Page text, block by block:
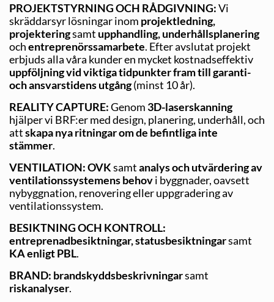
PROJEKTSTYRNING OCH RÅDGIVNING:Vi
skräddarsyr lösningar inom projektledning,
projekteringsamt upphandling, underhållsplanering
ochentreprenörssamarbete. Efter avslutat projekt
erbjuds alla våra kunder en mycket kostnadseffektiv
uppföljning vid viktiga tidpunkter fram till garanti-
och ansvarstidens utgång(minst 10 år).
REALITY CAPTURE:Genom 3D-laserskanning
hjälper vi BRF:er med design, planering, underhåll, och
attskapa nya ritningar om de befintliga inte
stämmer.
VENTILATION:OVKsamtanalys och utvärdering av
ventilationssystemens behovi byggnader, oavsett
nybyggnation, reno­vering eller uppgradering av
ventilationssystem.
BESIKTNING OCH KONTROLL:
entreprenadbesiktningar, status­besiktningarsamt
KA enligt PBL.
BRAND: brandskyddsbeskrivningarsamt
riskanalyser.